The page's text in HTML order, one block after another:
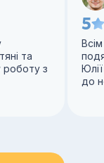
та
роботу з
5
до